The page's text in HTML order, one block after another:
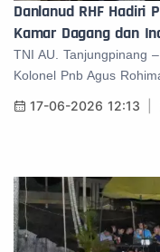
Danlanud RHF Hadiri
Kamar Dagang dan
TNI AU. Tanjungpinang
Kolonel Pnb Agus
17-06-2026 12:13